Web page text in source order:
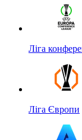
Ліга
Ліга Європи